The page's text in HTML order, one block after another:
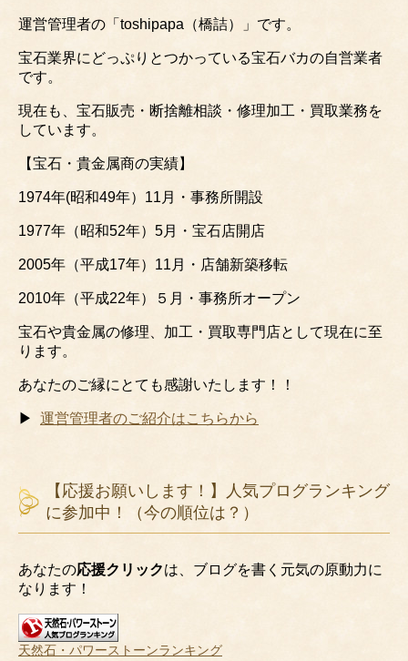
運営管理者の「toshipapa（橋詰）」です。
宝石業界にどっぷりとつかっている宝石バカの自営業者
です。
現在も、宝石販売・断捨離相談・修理加工・買取業務を
しています。
【宝石・貴金属商の実績】
1974年(昭和49年）11月・事務所開設
1977年（昭和52年）5月・宝石店開店
2005年（平成17年）11月・店舗新築移転
2010年（平成22年）５月・事務所オープン
宝石や貴金属の修理、加工・買取専門店として現在に至
ります。
あなたのご縁にとても感謝いたします！！
▶ 運営管理者のご紹介はこちらから
【応援お願いします！】人気プログランキング
に参加中！（今の順位は？）
あなたの応援クリックは、ブログを書く元気の原動力に
なります！
天然石・パワーストーンランキング